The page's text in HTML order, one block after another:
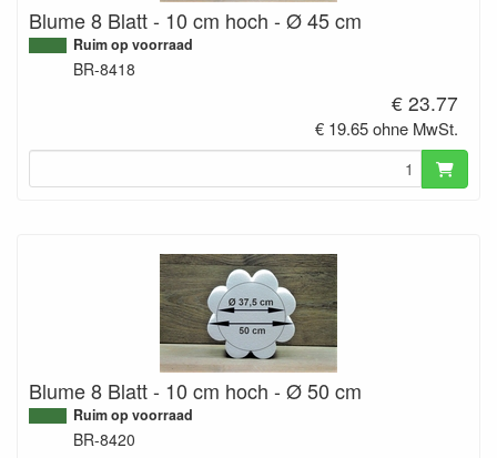
Blume 8 Blatt - 10 cm hoch - Ø 45 cm
Ruim op voorraad
BR-8418
€ 23.77
€ 19.65 ohne MwSt.
Blume 8 Blatt - 10 cm hoch - Ø 50 cm
Ruim op voorraad
BR-8420